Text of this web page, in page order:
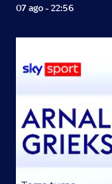
07 ago - 22:56